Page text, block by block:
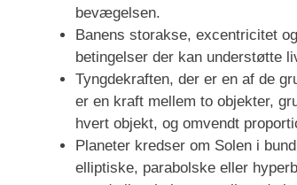
bevægelsen.
Banens storakse, excentricitet
betingelser der kan understøtte
Tyngdekraften, der er en af de
er en kraft mellem to objekter,
hvert objekt, og omvendt
Planeter kredser om Solen i
elliptiske, parabolske eller